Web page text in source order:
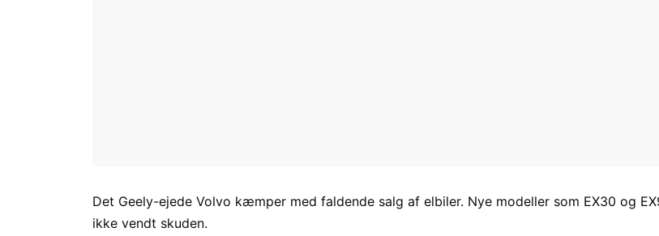
Det Geely-ejede Volvo kæmper med faldende salg af elbiler. Nye modeller som EX30 og
ikke vendt skuden.